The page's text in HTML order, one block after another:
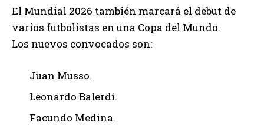
El Mundial 2026 también marcará el debut de
varios futbolistas en una Copa del Mundo.
Los nuevos convocados son:
Juan Musso.
Leonardo Balerdi.
Facundo Medina.